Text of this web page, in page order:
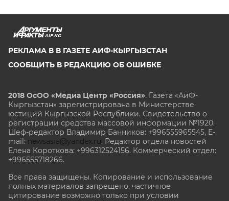
AIF.KG
РЕКЛАМА В В ГАЗЕТЕ АИФ-КЫРГЫЗСТАН
СООБЩИТЬ В РЕДАКЦИЮ ОБ ОШИБКЕ
2018 ОсОО «Медиа Центр «Россия». Газета «АиФ-
Кыргызстан» зарегистрирована в Министерстве
юстиций Кыргызской Республики. Свидетельство о
регистрации средства массовой информации №1920.
Шеф-редактор Владимир Банников: +996555965545, E-
mail: newsasia@yandex.ru. Редактор отдела новостей
Елена Короткова: +996312524156. Коммерческий отдел:
+996555718266.
Все права защищены. Копирование и использование
полных материалов запрещено, частичное
цитирование возможно только при условии